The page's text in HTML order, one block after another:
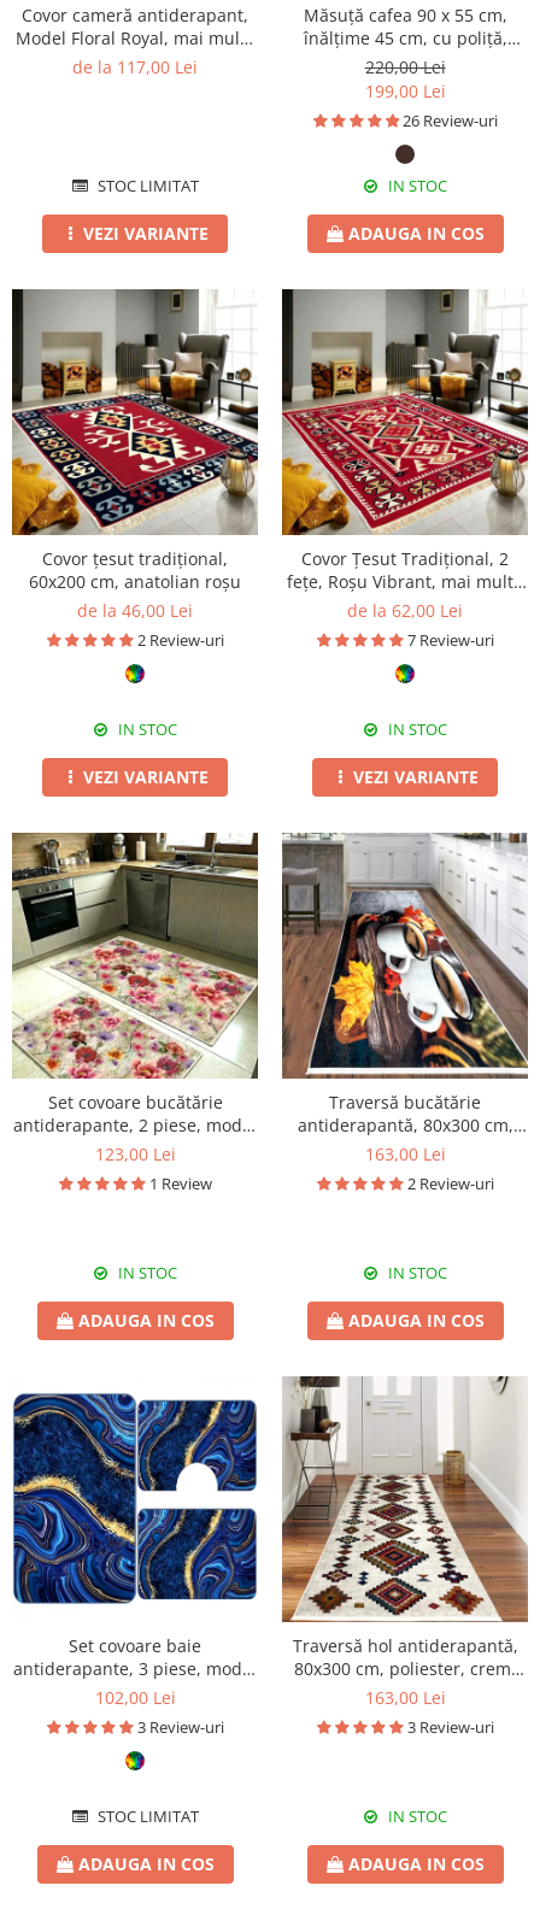
Covor cameră antiderapant,
Model Floral Royal, mai multe
dimensiuni
de la 117,00 Lei
STOC LIMITAT
VEZI VARIANTE
Măsuță cafea 90 x 55 cm,
înălțime 45 cm, cu poliță,
wenghe
220,00 Lei
199,00 Lei
26 Review-uri
IN STOC
ADAUGA IN COS
Covor țesut tradițional,
60x200 cm, anatolian roșu
de la 46,00 Lei
2 Review-uri
IN STOC
VEZI VARIANTE
Covor Țesut Tradițional, 2
fețe, Roșu Vibrant, mai multe
dimensiuni
de la 62,00 Lei
7 Review-uri
IN STOC
VEZI VARIANTE
Set covoare bucătărie
antiderapante, 2 piese, model
floral multicolor
123,00 Lei
1 Review
IN STOC
ADAUGA IN COS
Traversă bucătărie
antiderapantă, 80x300 cm,
poliester, maro, model Căni
de cafea
163,00 Lei
2 Review-uri
IN STOC
ADAUGA IN COS
Set covoare baie
antiderapante, 3 piese, model
abstract cu accente aurii
102,00 Lei
3 Review-uri
STOC LIMITAT
ADAUGA IN COS
Traversă hol antiderapantă,
80x300 cm, poliester, crem,
model etnic
163,00 Lei
3 Review-uri
IN STOC
ADAUGA IN COS